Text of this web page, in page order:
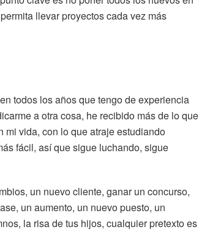
llevar proyectos cada vez más
todos los años que tengo de experiencia
a otra cosa, he recibido más de lo que
mi vida, con lo que atraje estudiando
fácil, así que sigue luchando, sigue
un nuevo cliente, ganar un concurso,
un aumento, un nuevo puesto, un
la risa de tus hijos, cualquier pretexto es